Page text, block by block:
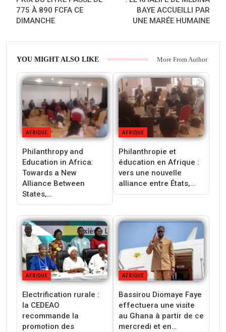
775 À 890 FCFA CE
DIMANCHE
BAYE ACCUEILLI PAR
UNE MARÉE HUMAINE
YOU MIGHT ALSO LIKE More From Author
AFRIQUE
Philanthropy and
Education in Africa:
Towards a New
Alliance Between
States,…
AFRIQUE
Philanthropie et
éducation en Afrique :
vers une nouvelle
alliance entre États,…
AFRIQUE
Electrification rurale :
la CEDEAO
recommande la
promotion des
AFRIQUE
Bassirou Diomaye Faye
effectuera une visite
au Ghana à partir de ce
mercredi et en…